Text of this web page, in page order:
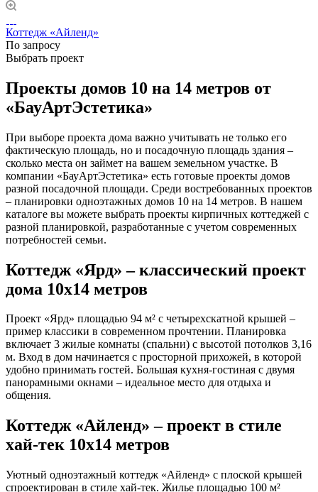
Коттедж «Айленд»
По запросу
Выбрать проект
Проекты домов 10 на 14 метров от
«БауАртЭстетика»
При выборе проекта дома важно учитывать не только его
фактическую площадь, но и посадочную площадь здания –
сколько места он займет на вашем земельном участке. В
компании «БауАртЭстетика» есть готовые проекты домов
разной посадочной площади. Среди востребованных проектов
– планировки одноэтажных домов 10 на 14 метров. В нашем
каталоге вы можете выбрать проекты кирпичных коттеджей с
разной планировкой, разработанные с учетом современных
потребностей семьи.
Коттедж «Ярд» – классический проект
дома 10х14 метров
Проект «Ярд» площадью 94 м² с четырехскатной крышей –
пример классики в современном прочтении. Планировка
включает 3 жилые комнаты (спальни) с высотой потолков 3,16
м. Вход в дом начинается с просторной прихожей, в которой
удобно принимать гостей. Большая кухня-гостиная с двумя
панорамными окнами – идеальное место для отдыха и
общения.
Коттедж «Айленд» – проект в стиле
хай-тек 10х14 метров
Уютный одноэтажный коттедж «Айленд» с плоской крышей
спроектирован в стиле хай-тек. Жилье площадью 100 м²